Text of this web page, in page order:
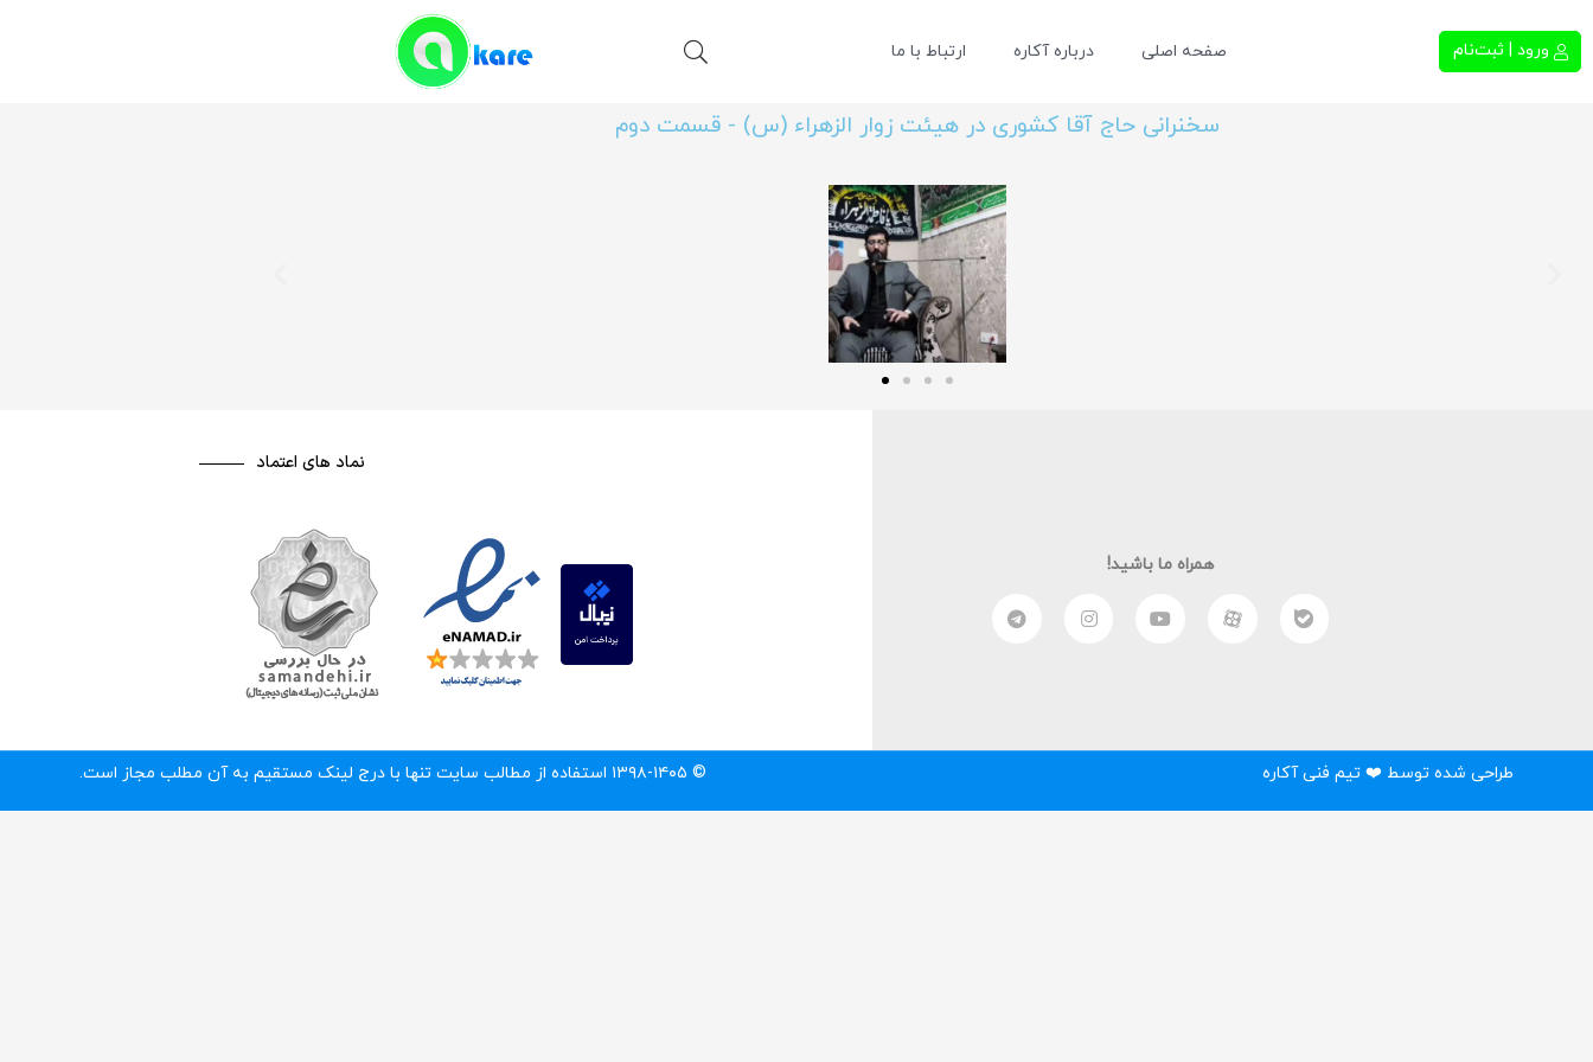
ورود | ثبت‌نام صفحه اصلی درباره آکاره ارتباط با ما
سخنرانی حاج آقا کشوری در هیئت زوار الزهراء (س) - قسمت دوم
همراه ما باشید!
نماد های اعتماد
طراحی شده توسط ❤️ تیم فنی آکاره © ۱۳۹۸-۱۴۰۵ استفاده از مطالب سایت تنها با درج لینک مستقیم به آن مطلب مجاز است.‌